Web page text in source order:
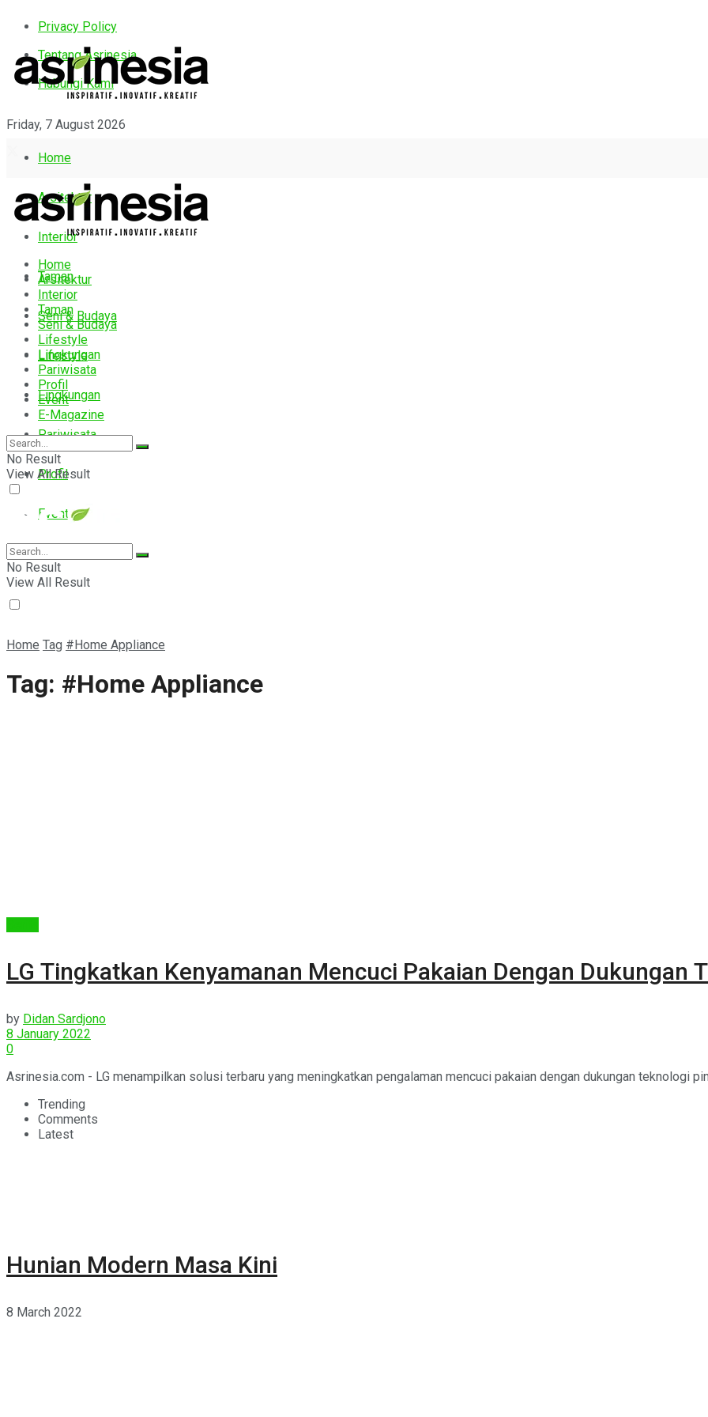
Privacy Policy
Tentang Asrinesia
Hubungi Kami
Friday, 7 August 2026
Home
Arsitektur
Interior
Taman
Seni & Budaya
Lifestyle
Lingkungan
Pariwisata
Profil
Event
E-Magazine
Home
Arsitektur
Interior
Taman
Seni & Budaya
Lifestyle
Lingkungan
Pariwisata
Profil
Event
E-Magazine
No Result
View All Result
No Result
View All Result
Home Tag #Home Appliance
Tag: #Home Appliance
LG Tingkatkan Kenyamanan Mencuci Pakaian Dengan Dukungan
by Didan Sardjono
8 January 2022
0
Asrinesia.com - LG menampilkan solusi terbaru yang meningkatkan pengalaman mencuci pakaian dengan dukungan teknologi
Trending
Comments
Latest
Hunian Modern Masa Kini
8 March 2022